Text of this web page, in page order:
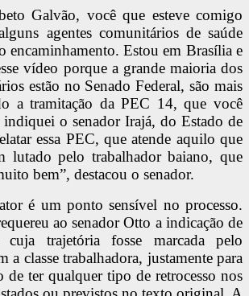
Galvão, você que esteve comigo
agentes comunitários de saúde
encaminhamento. Estou em Brasília e
vídeo porque a grande maioria dos
estão no Senado Federal, são mais
a tramitação da PEC 14, que você
indiquei o senador Irajá, do Estado de
essa PEC, que atende aquilo que
lutado pelo trabalhador baiano, que
bem”, destacou o senador.
é um ponto sensível no processo.
ao senador Otto a indicação de
cuja trajetória fosse marcada pelo
a classe trabalhadora, justamente para
de ter qualquer tipo de retrocesso nos